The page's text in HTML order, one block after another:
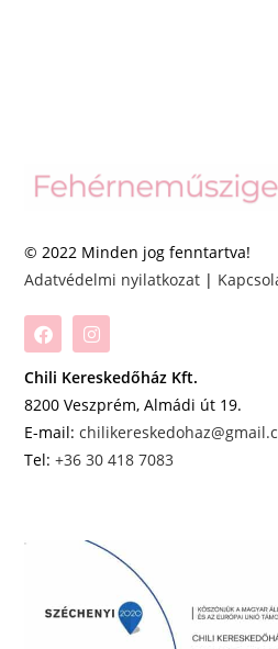
© 2022 Minden jog fenntartva!
Adatvédelmi nyilatkozat |
Chili Kereskedőház Kft.
8200 Veszprém, Almádi út 19.
E-mail:
Tel:+36 30 418 7083